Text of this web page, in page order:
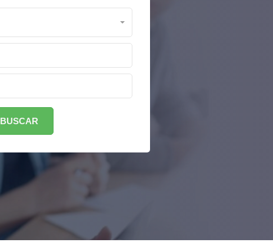
BUSCAR